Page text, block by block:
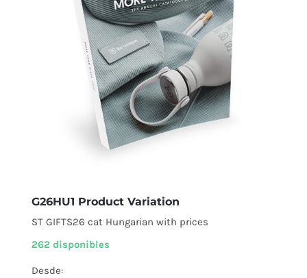
G26HU1 Product Variation
ST GIFTS26 cat Hungarian with prices
262 disponibles
Desde: